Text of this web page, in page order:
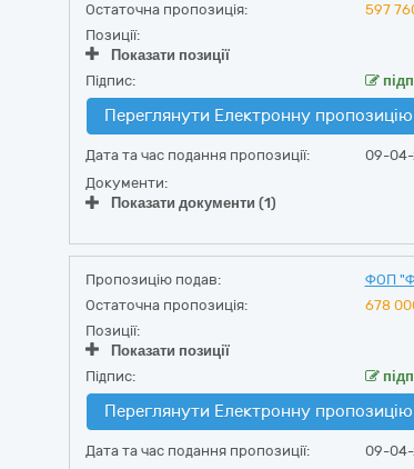
Остаточна пропозиція:
597
Позиції:
Показати позиції
Підпис:
Переглянути Електронну
Дата та час подання пропозиції:
09-04-
Документи:
Показати документи (1)
Пропозицію подав: ФОП
Остаточна пропозиція:
678
Позиції:
Показати позиції
Підпис:
Переглянути Електронну
Дата та час подання пропозиції:
09-04-